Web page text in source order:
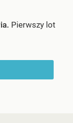
Pierwszy lot